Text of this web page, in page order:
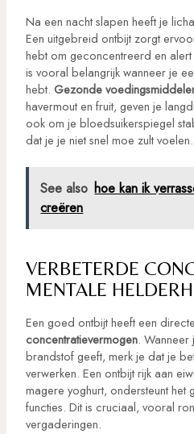
Na een nacht slapen heeft je
Een uitgebreid ontbijt zorgt
hebt om geconcentreerd en
is vooral belangrijk wanneer je
hebt. Gezonde
havermout en fruit, geven je
ook om je bloedsuikerspiegel
dat je je niet snel moe zult voelen.
See also hoe kan ik
creëren
VERBETERDE
MENTALE
Een goed ontbijt heeft een
concentratievermogen. Wanneer
brandstof geeft, merk je dat je
verwerken. Een ontbijt rijk aan
magere yoghurt, ondersteunt het
functies. Dit is cruciaal, vooral
vergaderingen.